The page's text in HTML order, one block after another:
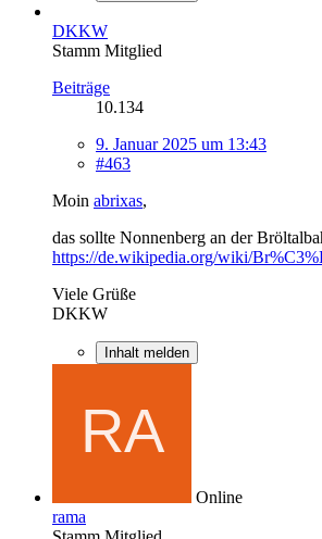
DKKW
Stamm Mitglied
Beiträge
10.134
9. Januar 2025 um 13:43
#463
Moin abrixas,
das sollte Nonnenberg an der
https://de.wikipedia.org/wiki/
Viele Grüße
DKKW
Inhalt melden
Online
rama